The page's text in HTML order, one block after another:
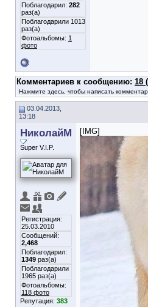
Поблагодарил: 282
раз(а)
Поблагодарили 1013
раз(а)
Фотоальбомы: 1
фото
Комментариев к сообщению: 18
Нажмите здесь, чтобы написать
03.04.2013,
13:18
НиколайМ
Super V.I.P.
Регистрация:
25.03.2010
Сообщений:
2,468
Поблагодарил:
1349 раз(а)
Поблагодарили
1965 раз(а)
Фотоальбомы:
118 фото
Репутация: 383
[IMG]